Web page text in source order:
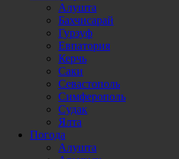
Алушта
Бахчисарай
Гурзуф
Евпатория
Керчь
Саки
Севастополь
Симферополь
Судак
Ялта
Погода
Алушта